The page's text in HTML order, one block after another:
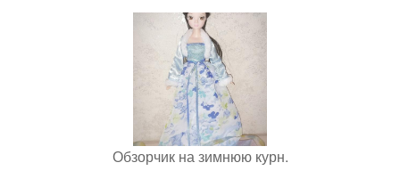
Обзорчик на зимнюю курн.